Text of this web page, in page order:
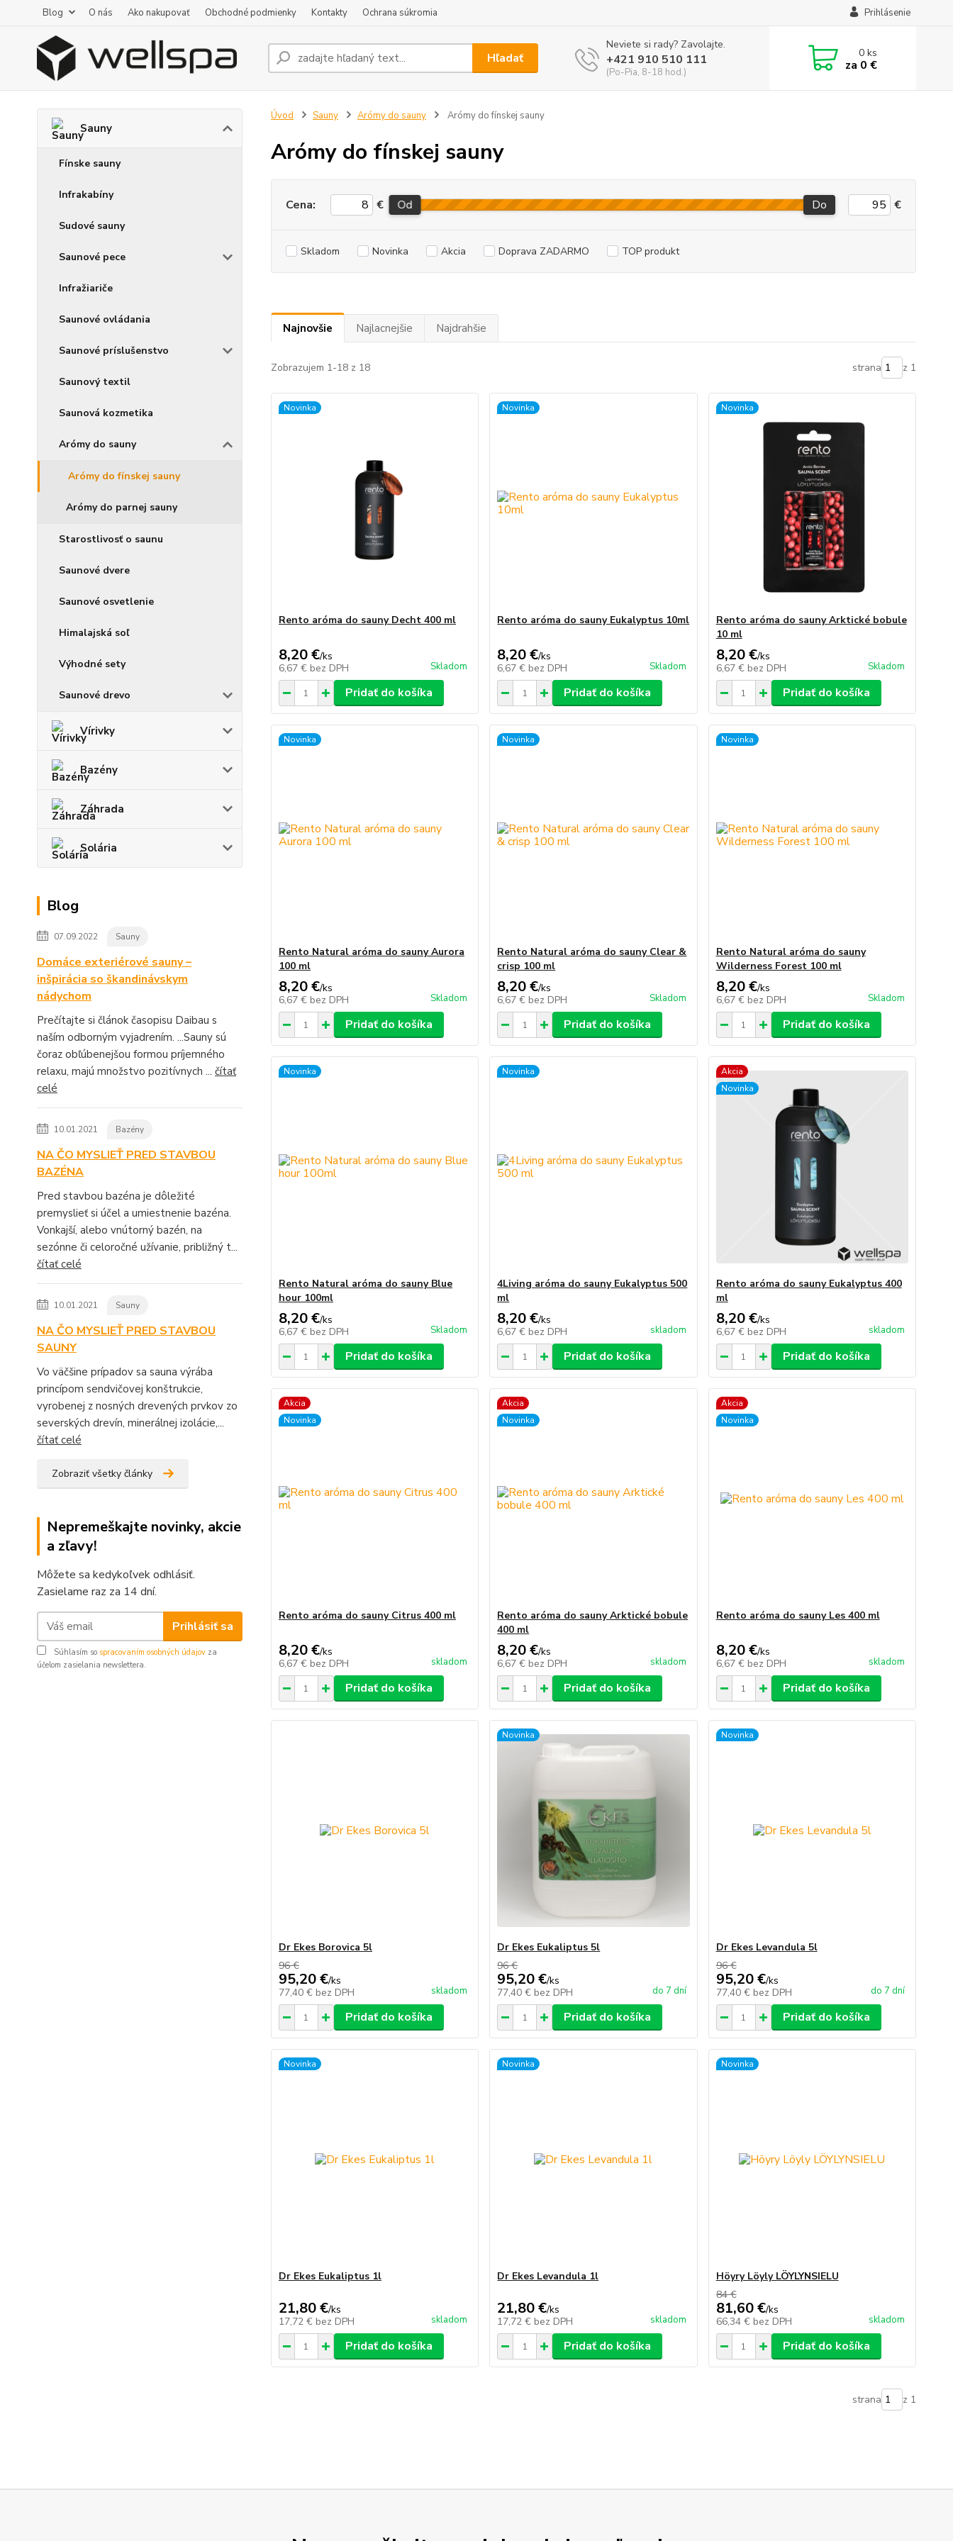
Blog O nás Ako nakupovať Obchodné podmienky Kontakty Ochrana súkromia Prihlásenie
Hľadať
Neviete si rady? Zavolajte.
+421 910 510 111
(Po-Pia, 8-18 hod.)
0ks
za 0 €
Sauny
Fínske sauny
Infrakabíny
Sudové sauny
Saunové pece
Infražiariče
Saunové ovládania
Saunové príslušenstvo
Saunový textil
Saunová kozmetika
Arómy do sauny
Arómy do fínskej sauny
Arómy do parnej sauny
Starostlivosť o saunu
Saunové dvere
Saunové osvetlenie
Himalajská soľ
Výhodné sety
Saunové drevo
Vírivky
Bazény
Záhrada
Solária
Blog
07.09.2022 Sauny
Domáce exteriérové sauny –
inšpirácia so škandinávskym
nádychom
Prečítajte si článok časopisu Daibau s
naším odborným vyjadrením. ...Sauny sú
čoraz obľúbenejšou formou príjemného
relaxu, majú množstvo pozitívnych ... čítať
celé
10.01.2021 Bazény
NA ČO MYSLIEŤ PRED STAVBOU
BAZÉNA
Pred stavbou bazéna je dôležité
premyslieť si účel a umiestnenie bazéna.
Vonkajší, alebo vnútorný bazén, na
sezónne či celoročné užívanie, približný t...
čítať celé
10.01.2021 Sauny
NA ČO MYSLIEŤ PRED STAVBOU
SAUNY
Vo väčšine prípadov sa sauna výrába
princípom sendvičovej konštrukcie,
vyrobenej z nosných drevených prvkov zo
severských drevín, minerálnej izolácie,...
čítať celé
Zobraziť všetky články
Nepremeškajte novinky, akcie
a zľavy!
Môžete sa kedykoľvek odhlásiť.
Zasielame raz za 14 dní.
Prihlásiť sa
Súhlasím so spracovaním osobných údajov za
účelom zasielania newslettera.
Úvod Sauny Arómy do sauny Arómy do fínskej sauny
Arómy do fínskej sauny
Cena: € Od Do €
Skladom Novinka Akcia Doprava ZADARMO TOP produkt
Najnovšie Najlacnejšie Najdrahšie
Zobrazujem 1-18 z 18 strana z 1
Novinka
Rento aróma do sauny Decht 400 ml
8,20 €/ks
6,67 € bez DPH Skladom
Pridať do košíka
Novinka
Rento aróma do sauny Eukalyptus 10ml
8,20 €/ks
6,67 € bez DPH Skladom
Pridať do košíka
Novinka
Rento aróma do sauny Arktické bobule
10 ml
8,20 €/ks
6,67 € bez DPH Skladom
Pridať do košíka
Novinka
Rento Natural aróma do sauny Aurora
100 ml
8,20 €/ks
6,67 € bez DPH Skladom
Pridať do košíka
Novinka
Rento Natural aróma do sauny Clear &
crisp 100 ml
8,20 €/ks
6,67 € bez DPH Skladom
Pridať do košíka
Novinka
Rento Natural aróma do sauny
Wilderness Forest 100 ml
8,20 €/ks
6,67 € bez DPH Skladom
Pridať do košíka
Novinka
Rento Natural aróma do sauny Blue
hour 100ml
8,20 €/ks
6,67 € bez DPH Skladom
Pridať do košíka
Novinka
4Living aróma do sauny Eukalyptus 500
ml
8,20 €/ks
6,67 € bez DPH skladom
Pridať do košíka
Akcia
Novinka
Rento aróma do sauny Eukalyptus 400
ml
8,20 €/ks
6,67 € bez DPH skladom
Pridať do košíka
Akcia
Novinka
Rento aróma do sauny Citrus 400 ml
8,20 €/ks
6,67 € bez DPH skladom
Pridať do košíka
Akcia
Novinka
Rento aróma do sauny Arktické bobule
400 ml
8,20 €/ks
6,67 € bez DPH skladom
Pridať do košíka
Akcia
Novinka
Rento aróma do sauny Les 400 ml
8,20 €/ks
6,67 € bez DPH skladom
Pridať do košíka
Dr Ekes Borovica 5l
96 €
95,20 €/ks
77,40 € bez DPH skladom
Pridať do košíka
Novinka
Dr Ekes Eukaliptus 5l
96 €
95,20 €/ks
77,40 € bez DPH do 7 dní
Pridať do košíka
Novinka
Dr Ekes Levandula 5l
96 €
95,20 €/ks
77,40 € bez DPH do 7 dní
Pridať do košíka
Novinka
Dr Ekes Eukaliptus 1l
21,80 €/ks
17,72 € bez DPH skladom
Pridať do košíka
Novinka
Dr Ekes Levandula 1l
21,80 €/ks
17,72 € bez DPH skladom
Pridať do košíka
Novinka
Höyry Löyly LÖYLYNSIELU
84 €
81,60 €/ks
66,34 € bez DPH skladom
Pridať do košíka
strana z 1